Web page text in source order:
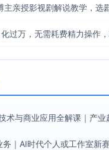
务｜AI时代个人或工作室新